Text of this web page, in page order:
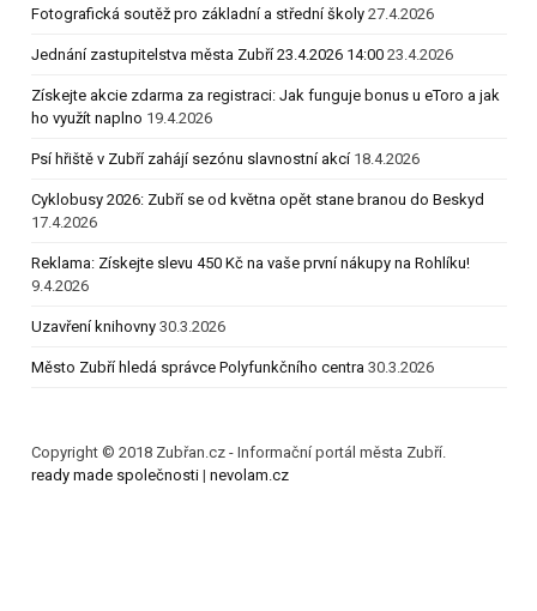
Fotografická soutěž pro základní a střední školy 27.4.2026
Jednání zastupitelstva města Zubří 23.4.2026 14:00 23.4.2026
Získejte akcie zdarma za registraci: Jak funguje bonus u eToro a jak
ho využít naplno 19.4.2026
Psí hřiště v Zubří zahájí sezónu slavnostní akcí 18.4.2026
Cyklobusy 2026: Zubří se od května opět stane branou do Beskyd
17.4.2026
Reklama: Získejte slevu 450 Kč na vaše první nákupy na Rohlíku!
9.4.2026
Uzavření knihovny 30.3.2026
Město Zubří hledá správce Polyfunkčního centra 30.3.2026
Copyright © 2018 Zubřan.cz - Informační portál města Zubří.
ready made společnosti | nevolam.cz